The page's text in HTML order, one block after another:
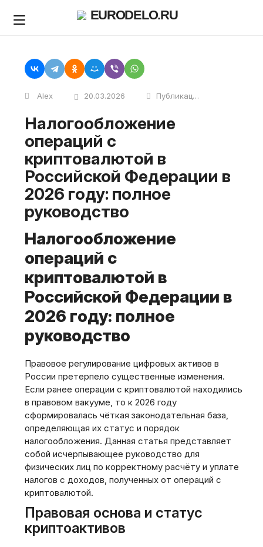
EURODELO.RU
Alex 20.03.2026 Публикации
Налогообложение
операций с
криптовалютой в
Российской Федерации в
2026 году: полное
руководство
Налогообложение
операций с
криптовалютой в
Российской Федерации в
2026 году: полное
руководство
Правовое регулирование цифровых активов в
России претерпело существенные изменения.
Если ранее операции с криптовалютой находились
в правовом вакууме‚ то к 2026 году
сформировалась чёткая законодательная база‚
определяющая их статус и порядок
налогообложения. Данная статья представляет
собой исчерпывающее руководство для
физических лиц по корректному расчёту и уплате
налогов с доходов‚ полученных от операций с
криптовалютой.
Правовая основа и статус
криптоактивов